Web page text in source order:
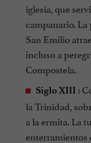
iglesia, que
campanario.
San Emilio
incluso a
Compostela.
Siglo XIII :
la Trinidad,
a la ermita. La
enterramientos